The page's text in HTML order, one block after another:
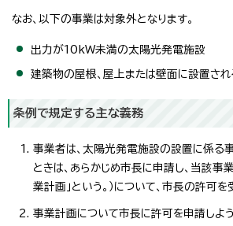
なお、以下の事業は対象外となります。
出力が10kW未満の太陽光発電施設
建築物の屋根、屋上または壁面に設置さ
条例で規定する主な義務
事業者は、太陽光発電施設の設置に係る
ときは、あらかじめ市長に申請し、当該事
業計画」という。）について、市長の許可を
事業計画について市長に許可を申請しよ